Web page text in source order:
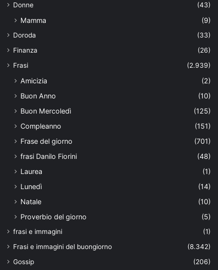
Donne
(43)
Mamma (9)
Doroda
(33)
Finanza
(26)
Frasi
(2.939)
Amicizia
(2)
Buon Anno
(10)
Buon Mercoledì
(125)
Compleanno
(151)
Frase del giorno
(701)
frasi Danilo Fiorini
(48)
Laurea
(1)
Lunedì
(14)
Natale
(10)
Proverbio del giorno
(5)
frasi e immagini
(1)
Frasi e immagini del buongiorno
(8.342)
Gossip
(206)